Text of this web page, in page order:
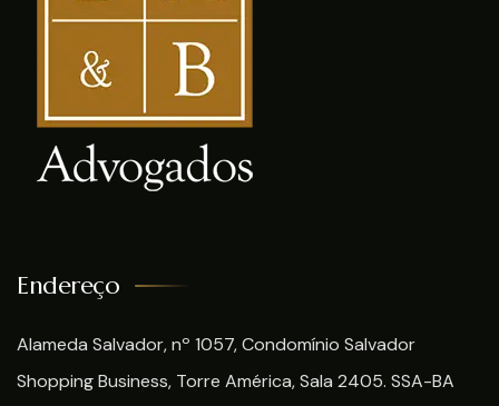
Endereço
Alameda Salvador, nº 1057, Condomínio Salvador
Shopping Business, Torre América, Sala 2405. SSA-BA